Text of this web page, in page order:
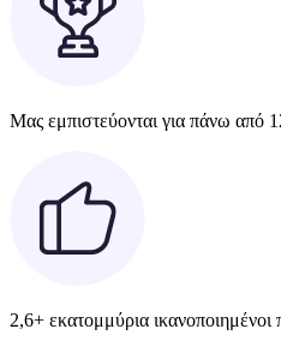
Μας εμπιστεύονται για πάνω από
2,6+ εκατομμύρια ικανοποιημένοι